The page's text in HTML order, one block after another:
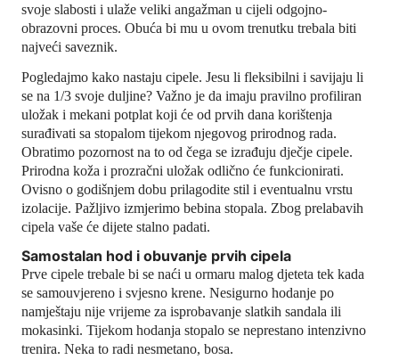
svoje slabosti i ulaže veliki angažman u cijeli odgojno-
obrazovni proces. Obuća bi mu u ovom trenutku trebala biti
najveći saveznik.
Pogledajmo kako nastaju cipele. Jesu li fleksibilni i savijaju li
se na 1/3 svoje duljine? Važno je da imaju pravilno profiliran
uložak i mekani potplat koji će od prvih dana korištenja
surađivati ​​sa stopalom tijekom njegovog prirodnog rada.
Obratimo pozornost na to od čega se izrađuju dječje cipele.
Prirodna koža i prozračni uložak odlično će funkcionirati.
Ovisno o godišnjem dobu prilagodite stil i eventualnu vrstu
izolacije. Pažljivo izmjerimo bebina stopala. Zbog prelabavih
cipela vaše će dijete stalno padati.
Samostalan hod i obuvanje prvih cipela
Prve cipele trebale bi se naći u ormaru malog djeteta tek kada
se samouvjereno i svjesno krene. Nesigurno hodanje po
namještaju nije vrijeme za isprobavanje slatkih sandala ili
mokasinki. Tijekom hodanja stopalo se neprestano intenzivno
trenira. Neka to radi nesmetano, bosa.